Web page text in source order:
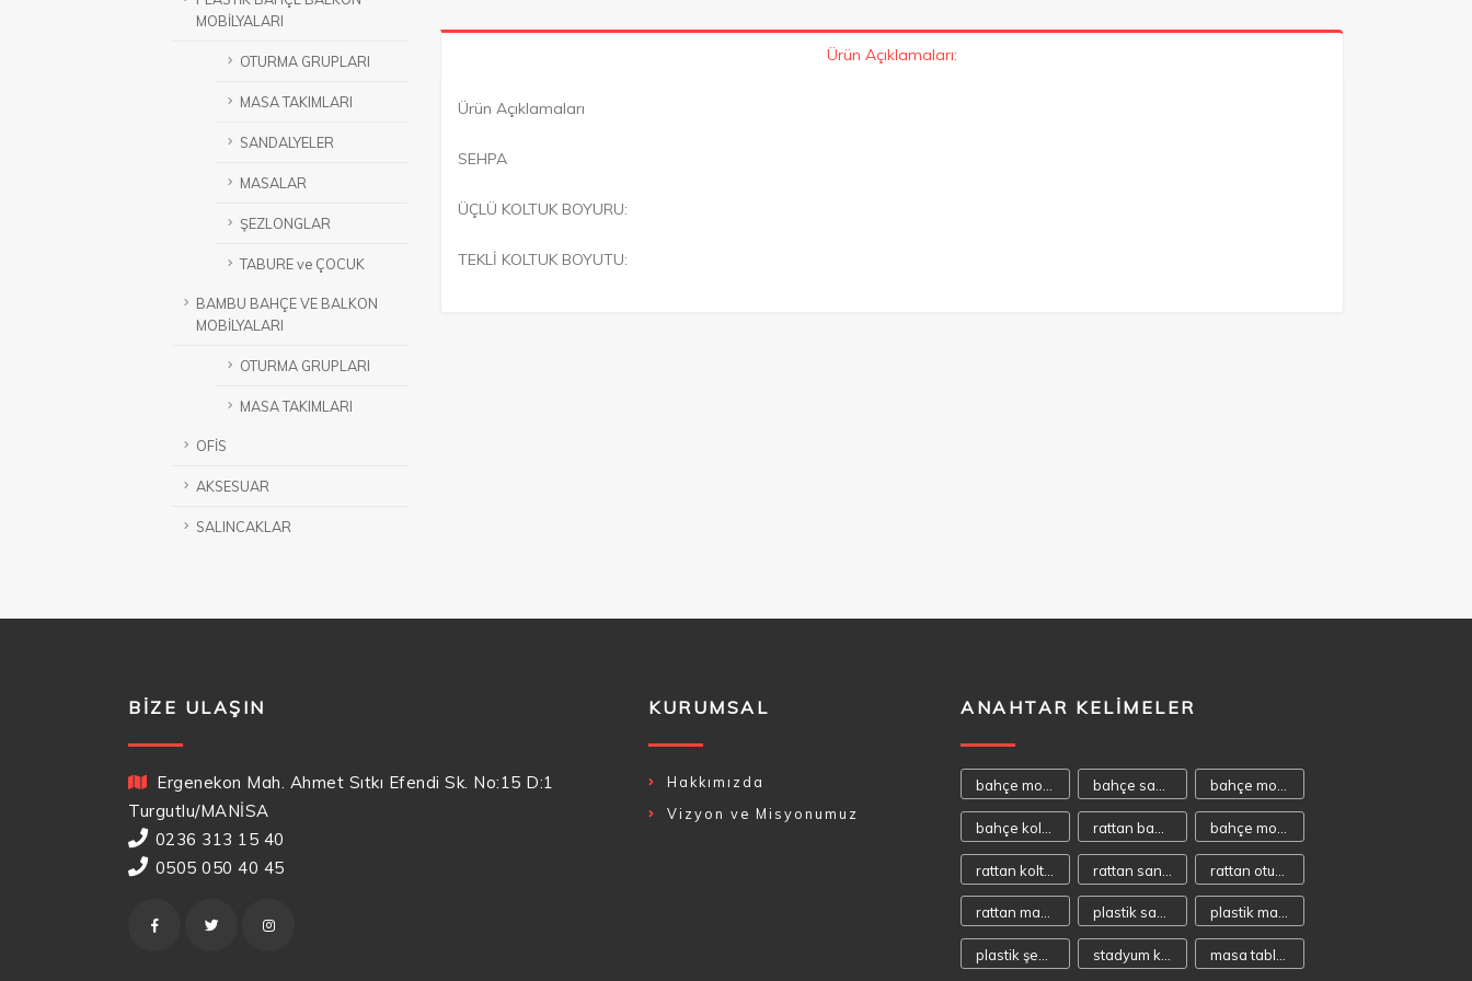
MOBİLYALARI
OTURMA GRUPLARI
MASA TAKIMLARI
SANDALYELER
MASALAR
ŞEZLONGLAR
TABURE ve ÇOCUK
BAMBU BAHÇE VE BALKON
MOBİLYALARI
OTURMA GRUPLARI
MASA TAKIMLARI
OFİS
AKSESUAR
SALINCAKLAR
Ürün Açıklamaları:
Ürün Açıklamaları
SEHPA
ÜÇLÜ KOLTUK BOYURU:
TEKLİ KOLTUK BOYUTU:
BIZE ULAŞIN
Ergenekon Mah. Ahmet Sıtkı Efendi Sk. No:15 D:1
Turgutlu/MANİSA
0236 313 15 40
0505 050 40 45
KURUMSAL
Hakkımızda
Vizyon ve Misyonumuz
ANAHTAR KELIMELER
rattan masa takımı plastik sandalye plastik masa